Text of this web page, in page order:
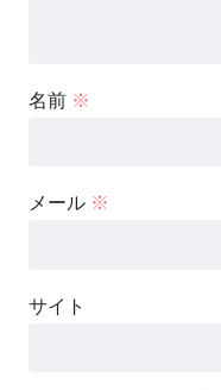
名前 ※
メール ※
サイト